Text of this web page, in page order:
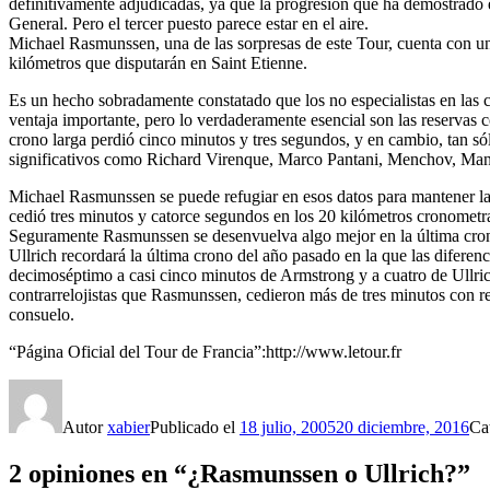
General. Pero el tercer puesto parece estar en el aire.
Michael Rasmunssen, una de las sorpresas de este Tour, cuenta
kilómetros que disputarán en Saint Etienne.
Es un hecho sobradamente constatado que los no especialistas en
ventaja importante, pero lo verdaderamente esencial son las
crono larga perdió cinco minutos y tres segundos, y en cambio, tan
significativos como Richard Virenque, Marco Pantani, Menchov,
Michael Rasmunssen se puede refugiar en esos datos para mantener
cedió tres minutos y catorce segundos en los 20 kilómetros
Seguramente Rasmunssen se desenvuelva algo mejor en la última
Ullrich recordará la última crono del año pasado en la que las
decimoséptimo a casi cinco minutos de Armstrong y a cuatro de
contrarrelojistas que Rasmunssen, cedieron más de tres minutos con
consuelo.
“Página Oficial del Tour de Francia”:http://www.letour.fr
AutorxabierPublicado el 18 julio, 200520 diciembre, 2016
2 opiniones en “¿Rasmunssen o Ullrich?”